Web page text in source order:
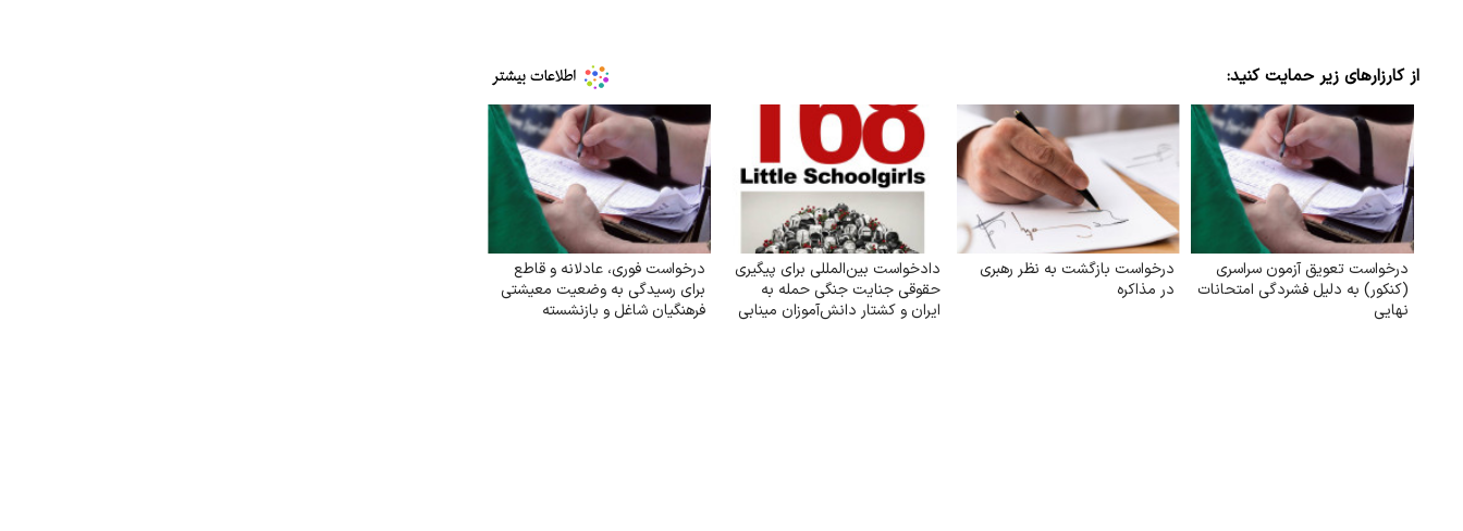
از کارزارهای زیر حمایت کنید:
درخواست تعویق آزمون سراسری
(کنکور) به دلیل فشردگی امتحانات
نهایی
درخواست بازگشت به نظر رهبری
در مذاکره
دادخواست بین‌المللی برای پیگیری
حقوقی جنایت جنگی حمله به
ایران و کشتار دانش‌آموزان مینابی
درخواست فوری، عادلانه و قاطع
برای رسیدگی به وضعیت معیشتی
فرهنگیان شاغل و بازنشسته